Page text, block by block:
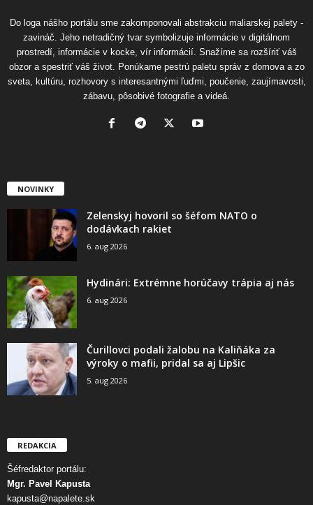
Do loga nášho portálu sme zakomponovali abstrakciu maliarskej palety -
zavináč. Jeho netradičný tvar symbolizuje informácie v digitálnom
prostredí, informácie v kocke, vír informácií. Snažíme sa rozšíriť váš
obzor a spestriť váš život. Ponúkame pestrú paletu správ z domova a zo
sveta, kultúru, rozhovory s interesantnými ľuďmi, poučenie, zaujímavosti,
zábavu, pôsobivé fotografie a videá.
NOVINKY
Zelenskyj hovoril so šéfom NATO o
dodávkach rakiet
6. aug 2026
Hydinári: Extrémne horúčavy trápia aj nás
6. aug 2026
Čurillovci podali žalobu na Kaliňáka za
výroky o mafii, pridal sa aj Lipšic
5. aug 2026
REDAKCIA
Šéfredaktor portálu:
Mgr. Pavel Kapusta
kapusta@napalete.sk